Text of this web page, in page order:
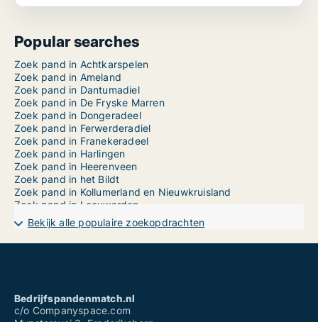
Popular searches
Zoek pand in Achtkarspelen
Zoek pand in Ameland
Zoek pand in Dantumadiel
Zoek pand in De Fryske Marren
Zoek pand in Dongeradeel
Zoek pand in Ferwerderadiel
Zoek pand in Franekeradeel
Zoek pand in Harlingen
Zoek pand in Heerenveen
Zoek pand in het Bildt
Zoek pand in Kollumerland en Nieuwkruisland
Zoek pand in Leeuwarden
Zoek pand in Leeuwarderadeel
Zoek pand in Littenseradiel
Zoek pand in Menameradiel
Zoek pand in Smallingerland
Zoek pand in Súdwest-Fryslân
Zoek pand in Terschelling
Bekijk alle populaire zoekopdrachten
Bedrijfspandenmatch.nl
c/o Companyspace.com